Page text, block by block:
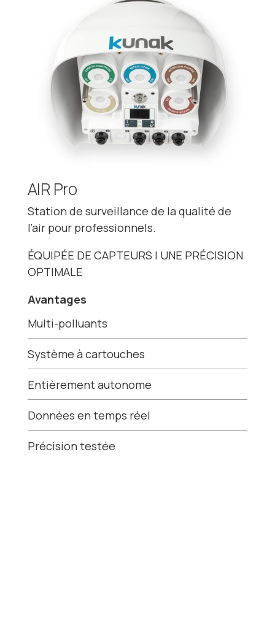
AIR Pro
Station de surveillance de la qualité de
l’air pour professionnels.
ÉQUIPÉE DE CAPTEURS | UNE PRÉCISION
OPTIMALE
Avantages
Multi-polluants
Système à cartouches
Entièrement autonome
Données en temps réel
Précision testée